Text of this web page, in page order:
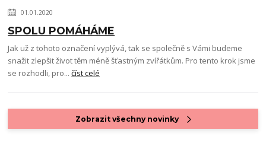
01.01.2020
SPOLU POMÁHÁME
Jak už z tohoto označení vyplývá, tak se společně s Vámi budeme
snažit zlepšit život těm méně šťastným zvířátkům. Pro tento krok jsme
se rozhodli, pro...číst celé
Zobrazit všechny novinky